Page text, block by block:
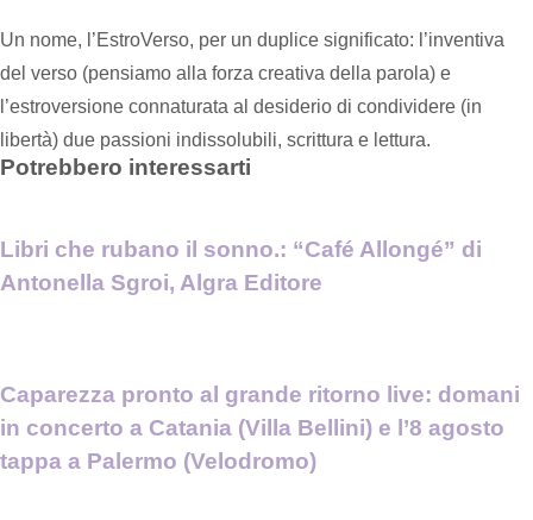
Un nome, l’EstroVerso, per un duplice significato: l’inventiva
del verso (pensiamo alla forza creativa della parola) e
l’estroversione connaturata al desiderio di condividere (in
libertà) due passioni indissolubili, scrittura e lettura.
Potrebbero interessarti
Libri che rubano il sonno.: “Café Allongé” di
Antonella Sgroi, Algra Editore
Caparezza pronto al grande ritorno live: domani
in concerto a Catania (Villa Bellini) e l’8 agosto
tappa a Palermo (Velodromo)